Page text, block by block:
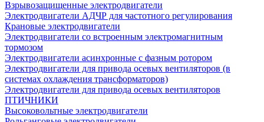
Взрывозащищенные электродвигатели
Электродвигатели АДЧР для частотного регулирования
Крановые электродвигатели
Электродвигатели со встроенным электромагнитным
тормозом
Электродвигатели асинхронные с фазным ротором
Электродвигатели для привода осевых вентиляторов (в
системах охлаждения трансформаторов)
Электродвигатели для привода осевых вентиляторов
ПТИЧНИКИ
Высоковольтные электродвигатели